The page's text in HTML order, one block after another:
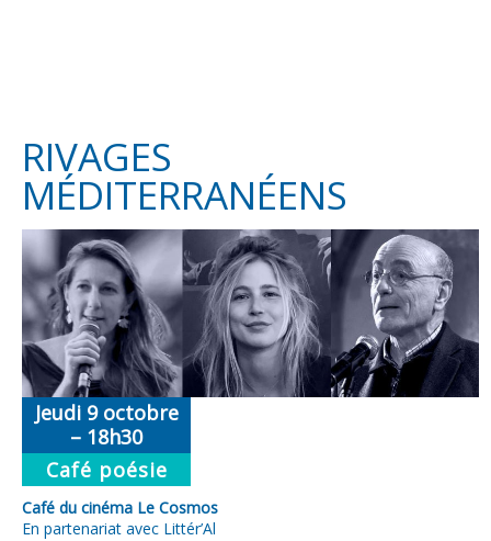
RIVAGES
MÉDITERRANÉENS
Jeudi 9 octobre
– 18h30
Café poésie
Café du cinéma Le Cosmos
En partenariat avec Littér’Al